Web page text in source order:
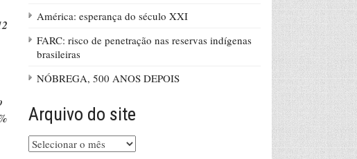
América: esperança do século XXI
FARC: risco de penetração nas reservas indígenas
brasileiras
NÓBREGA, 500 ANOS DEPOIS
Arquivo do site
Arquivo
do